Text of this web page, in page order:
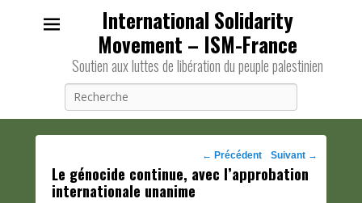
International Solidarity
Movement – ISM-France
Soutien aux luttes de libération du peuple palestinien
Navigation
des
← Précédent Suivant →
Le génocide continue, avec l’approbation
internationale unanime